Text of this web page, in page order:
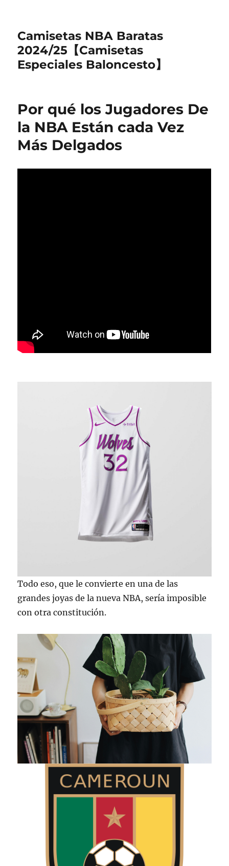
Camisetas NBA Baratas
2024/25【Camisetas
Especiales Baloncesto】
Por qué los Jugadores De
la NBA Están cada Vez
Más Delgados
Todo eso, que le convierte en una de las
grandes joyas de la nueva NBA, sería imposible
con otra constitución.